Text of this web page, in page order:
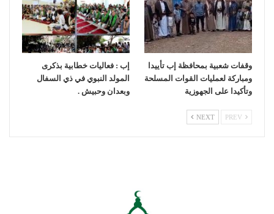
وقفات شعبية بمحافظة إب تأييدا
ومباركة لعمليات القوات المسلحة
وتأكيدا على الجهوزية
إب : فعاليات خطابية بذكرى
المولد النبوي في ذي السفال
وبعدان وحبيش .
NEXT